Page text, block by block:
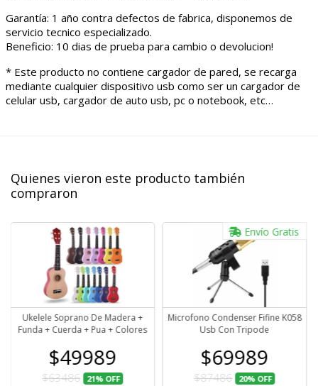
Garantía: 1 año contra defectos de fabrica, disponemos de
servicio tecnico especializado.
Beneficio: 10 dias de prueba para cambio o devolucion!
* Este producto no contiene cargador de pared, se recarga
mediante cualquier dispositivo usb como ser un cargador de
celular usb, cargador de auto usb, pc o notebook, etc…
Quienes vieron este producto también
compraron
Ukelele Soprano De Madera +
Funda + Cuerda + Pua + Colores
$49989
$63486 21% OFF
Microfono Condenser Fifine K058
Usb Con Tripode
Envío Gratis
$69989
$87486 20% OFF